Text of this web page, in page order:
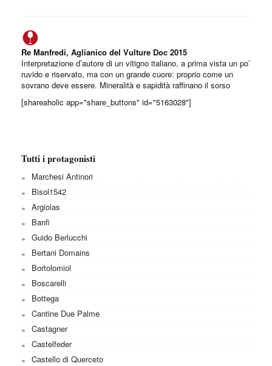
Re Manfredi, Aglianico del Vulture Doc 2015
Interpretazione d’autore di un vitigno italiano, a prima vista un po’
ruvido e riservato, ma con un grande cuore: proprio come un
sovrano deve essere. Mineralità e sapidità raffinano il sorso
[shareaholic app="share_buttons" id="5163028"]
Tutti i protagonisti
Marchesi Antinori
Bisol1542
Argiolas
Banfi
Guido Berlucchi
Bertani Domains
Bortolomiol
Boscarelli
Bottega
Cantine Due Palme
Castagner
Castelfeder
Castello di Querceto